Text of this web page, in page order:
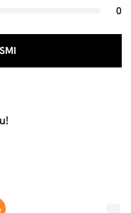
0